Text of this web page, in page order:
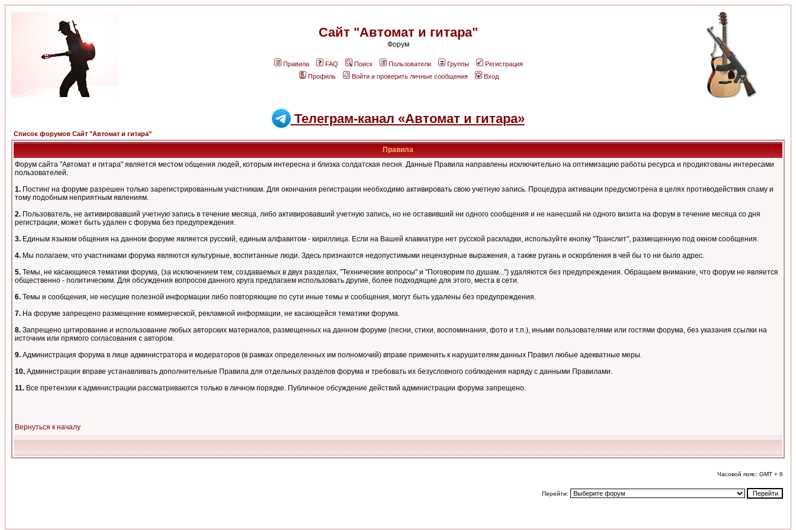
Сайт "Автомат и гитара"
Форум
Правила FAQ Поиск Пользователи Группы
Регистрация
Профиль
Войти и проверить личные сообщения Вход
Телеграм-канал «Автомат и гитара»
Список форумов Сайт "Автомат и гитара"
Правила
Форум сайта "Автомат и гитара" является местом общения людей, которым интересна и близка солдатская песня. Данные Правила направлены исключительно на оптимизацию работы ресурса и продиктованы интересами
пользователей.
1. Постинг на форуме разрешен только зарегистрированным участникам. Для окончания регистрации необходимо активировать свою учетную запись. Процедура активации предусмотрена в целях противодействия спаму и
тому подобным неприятным явлениям.
2. Пользователь, не активировавший учетную запись в течение месяца, либо активировавший учетную запись, но не оставивший ни одного сообщения и не нанесший ни одного визита на форум в течение месяца со дня
регистрации, может быть удален с форума без предупреждения.
3. Единым языком общения на данном форуме является русский, единым алфавитом - кириллица. Если на Вашей клавиатуре нет русской раскладки, используйте кнопку "Транслит", размещенную под окном сообщения.
4. Мы полагаем, что участниками форума являются культурные, воспитанные люди. Здесь признаются недопустимыми нецензурные выражения, а также ругань и оскорбления в чей бы то ни было адрес.
5. Темы, не касающиеся тематики форума, (за исключением тем, создаваемых в двух разделах, "Технические вопросы" и "Поговорим по душам...") удаляются без предупреждения. Обращаем внимание, что форум не является
общественно - политическим. Для обсуждения вопросов данного круга предлагаем использовать другие, более подходящие для этого, места в сети.
6. Темы и сообщения, не несущие полезной информации либо повторяющие по сути иные темы и сообщения, могут быть удалены без предупреждения.
7. На форуме запрещено размещение коммерческой, рекламной информации, не касающейся тематики форума.
8. Запрещено цитирование и использование любых авторских материалов, размещенных на данном форуме (песни, стихи, воспоминания, фото и т.п.), иными пользователями или гостями форума, без указания ссылки на
источник или прямого согласования с автором.
9. Администрация форума в лице администратора и модераторов (в рамках определенных им полномочий) вправе применить к нарушителям данных Правил любые адекватные меры.
10. Администрация вправе устанавливать дополнительные Правила для отдельных разделов форума и требовать их безусловного соблюдения наряду с данными Правилами.
11. Все претензии к администрации рассматриваются только в личном порядке. Публичное обсуждение действий администрации форума запрещено.
Вернуться к началу
Часовой пояс: GMT + 6
Перейти: